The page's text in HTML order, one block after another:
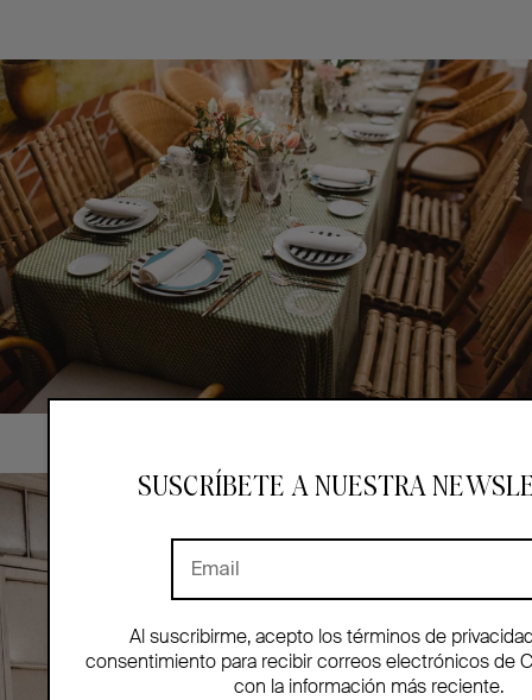
SUSCRÍBETE A NUESTRA
Al suscribirme, acepto los términos de
consentimiento para recibir correos electrónicos de
con la información más reciente.